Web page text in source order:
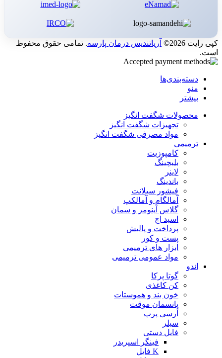
کپی رایت 2026© آریاتندیس درمان پارسه. تمامی حقوق محفوظ
است.
دسته‌بندی‌ها
منو
بیشتر
محصولات شگفت انگیز
تجهیزات شگفت انگیز
مواد مصرفی شگفت انگیز
ترمیمی
کامپوزیت
بلیچینگ
لاینر
باندینگ
فیشور سیلانت
آمالگام و آمالکپ
گلاس آینومر و سمان
اسید اچ
پرداخت و پالیش
پست و کور
ابزار های ترمیمی
مواد عمومی ترمیمی
اندو
گوتا پرکا
کن کاغذی
خون بند و هموستات
پانسمان موقت
آرسی پرپ
سیلر
فایل دستی
فینگر اسپریدر
K فایل